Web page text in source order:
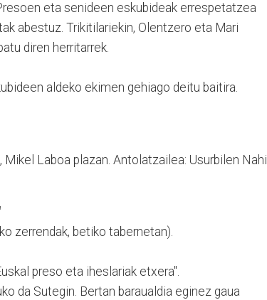
eta senideen eskubideak errespetatzea
abestuz. Trikitilariekin, Olentzero eta Mari
diren herritarrek.
aldeko ekimen gehiago deitu baitira.
Mikel Laboa plazan. Antolatzailea: Usurbilen Nahi
zerrendak, betiko tabernetan).
preso eta iheslariak etxera".
da Sutegin. Bertan baraualdia eginez gaua